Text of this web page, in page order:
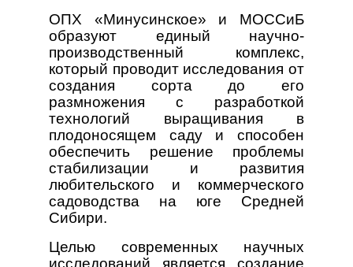
ОПХ «Минусинское» и МОССиБ
образуют единый научно-
производственный комплекс,
который проводит исследования от
создания сорта до его
размножения с разработкой
технологий выращивания в
плодоносящем саду и способен
обеспечить решение проблемы
стабилизации и развития
любительского и коммерческого
садоводства на юге Средней
Сибири.
Целью современных научных
исследований является создание